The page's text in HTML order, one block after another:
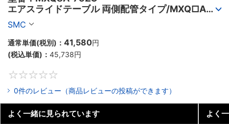
エアスライドテーブル 両側配管タイプ/MXQ□Aシ
リーズ
SMC
通常単価(税別)： 41,580円
(税込単価)： 45,738円
0件のレビュー（商品レビューの投稿ができます）
よく一緒に見られています よく